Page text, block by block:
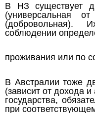
В НЗ существует
(универсальная
(добровольная).
соблюдении
проживания или по
В Австралии тоже
(зависит от дохода
государства,
при